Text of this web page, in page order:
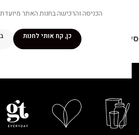
הכניסה והרכישה בחנות האתר מיועדת למי
כן, קח אותי לחנות שלי מתכוניםמנוי ״אליטה